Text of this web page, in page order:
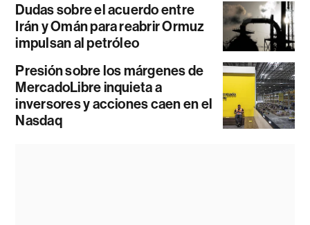
Dudas sobre el acuerdo entre
Irán y Omán para reabrir Ormuz
impulsan al petróleo
Presión sobre los márgenes de
MercadoLibre inquieta a
inversores y acciones caen en el
Nasdaq